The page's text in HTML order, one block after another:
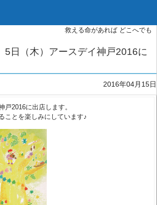
救える命があれば どこへでも
5日（木）アースデイ神戸2016に
2016年04月15日
戸2016に出店します。
ことを楽しみにしています♪